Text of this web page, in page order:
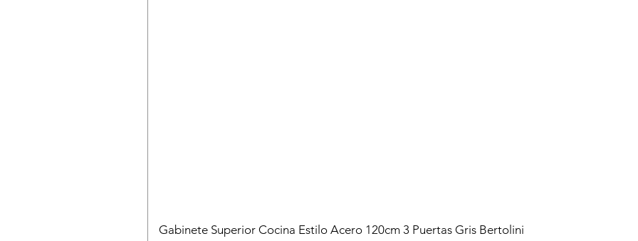
Gabinete Superior Cocina Estilo Acero 120cm 3 Puertas Gris Bertolini